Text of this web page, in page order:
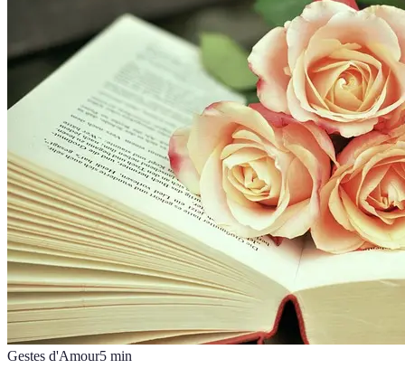
Gestes d'Amour5 min